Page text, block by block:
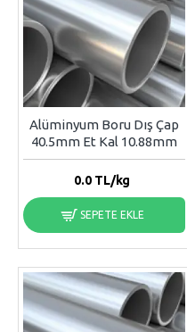
Alüminyum Boru Dış Çap
40.5mm Et Kal 10.88mm
0.0TL/kg
SEPETE EKLE